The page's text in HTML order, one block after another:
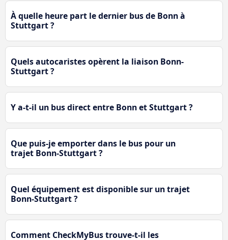
À quelle heure part le dernier bus de Bonn à
Stuttgart ?
Quels autocaristes opèrent la liaison Bonn-
Stuttgart ?
Y a-t-il un bus direct entre Bonn et Stuttgart ?
Que puis-je emporter dans le bus pour un
trajet Bonn-Stuttgart ?
Quel équipement est disponible sur un trajet
Bonn-Stuttgart ?
Comment CheckMyBus trouve-t-il les